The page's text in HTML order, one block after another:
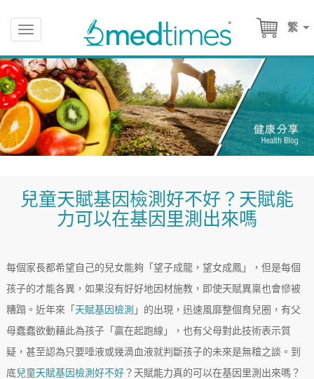
繁
Toggle
navigation
兒童天賦基因檢測好不好？天賦能
力可以在基因里測出來嗎
每個家長都希望自己的兒女能夠「望子成龍，望女成鳳」，但是每個
孩子的才能各異，如果沒有好好地因材施教，即使天賦異稟也會慘被
糟蹋。近年來「 天賦基因檢測 」的出現，迅速風靡整個育兒圈，有父
母蠢蠢欲動藉此為孩子「贏在起跑線」，也有父母對此技術表示質
疑，甚至認為只要唾液或幾滴血液就判斷孩子的未來是無稽之談。到
底兒童天賦基因檢測好不好？天賦能力真的可以在基因里測出來嗎？